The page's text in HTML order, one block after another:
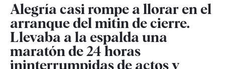
Alegría casi rompe a llorar en el
arranque del mitin de cierre.
Llevaba a la espalda una
maratón de 24 horas
ininterrumpidas de actos y